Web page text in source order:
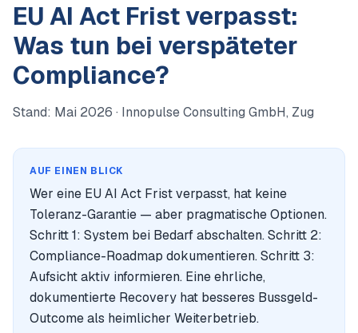
EU AI Act Frist verpasst:
Was tun bei verspäteter
Compliance?
Stand: Mai 2026 · Innopulse Consulting GmbH, Zug
AUF EINEN BLICK
Wer eine EU AI Act Frist verpasst, hat keine
Toleranz-Garantie — aber pragmatische Optionen.
Schritt 1: System bei Bedarf abschalten. Schritt 2:
Compliance-Roadmap dokumentieren. Schritt 3:
Aufsicht aktiv informieren. Eine ehrliche,
dokumentierte Recovery hat besseres Bussgeld-
Outcome als heimlicher Weiterbetrieb.